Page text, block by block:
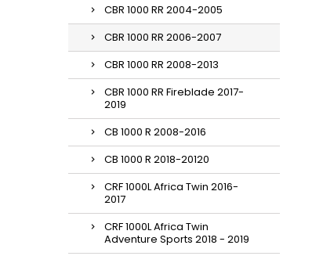
CBR 1000 RR 2004-2005
CBR 1000 RR 2006-2007
CBR 1000 RR 2008-2013
CBR 1000 RR Fireblade 2017-
2019
CB 1000 R 2008-2016
CB 1000 R 2018-20120
CRF 1000L Africa Twin 2016-
2017
CRF 1000L Africa Twin
Adventure Sports 2018 - 2019